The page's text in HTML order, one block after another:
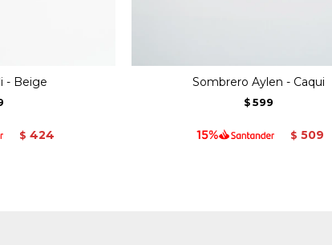
- Beige
$ 424
Sombrero Aylen - Caqui
$ 599
$ 509